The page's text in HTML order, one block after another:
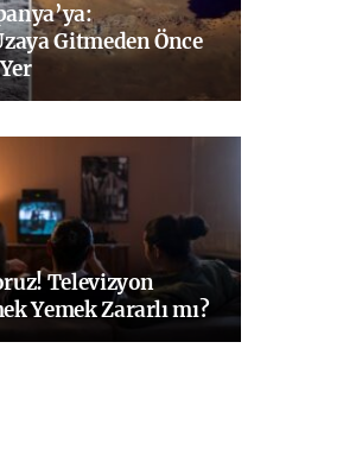
Gitmeden Önce
Televizyon
Yemek Zararlı mı?